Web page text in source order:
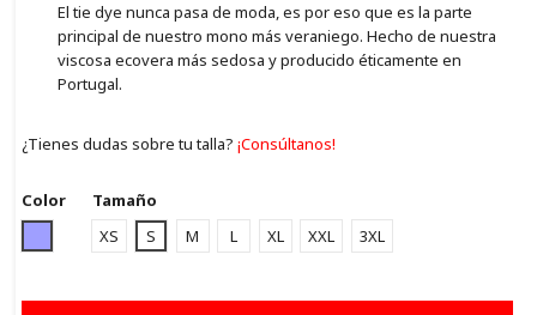
El tie dye nunca pasa de moda, es por eso que es la parte
principal de nuestro mono más veraniego. Hecho de nuestra
viscosa ecovera más sedosa y producido éticamente en
Portugal.
¿Tienes dudas sobre tu talla? ¡Consúltanos!
Color
Tamaño
XS
S M L XL XXL 3XL